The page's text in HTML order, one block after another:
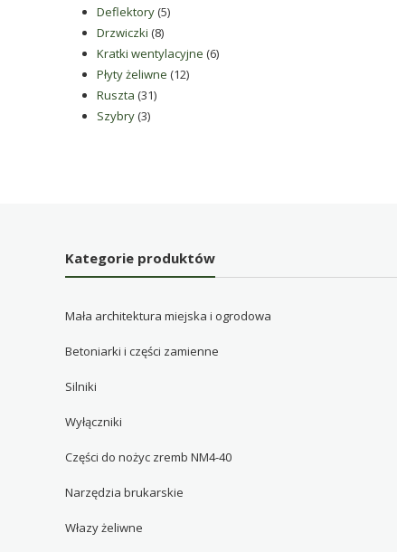
Deflektory 55
Drzwiczki 88
produktów
Kratki wentylacyjne 66
Płyty żeliwne 1212
Ruszta 3131
Szybry 33
Kategorie produktów
Mała architektura miejska i ogrodowa
Betoniarki i części zamienne
Silniki
Wyłączniki
Części do nożyc zremb NM4-40
Narzędzia brukarskie
Włazy żeliwne